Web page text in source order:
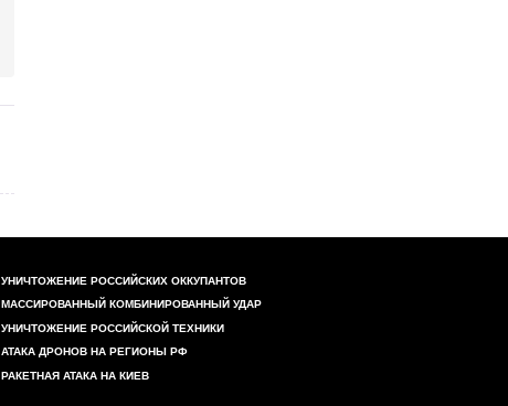
УНИЧТОЖЕНИЕ РОССИЙСКИХ ОККУПАНТОВ
МАССИРОВАННЫЙ КОМБИНИРОВАННЫЙ УДАР
УНИЧТОЖЕНИЕ РОССИЙСКОЙ ТЕХНИКИ
АТАКА ДРОНОВ НА РЕГИОНЫ РФ
РАКЕТНАЯ АТАКА НА КИЕВ